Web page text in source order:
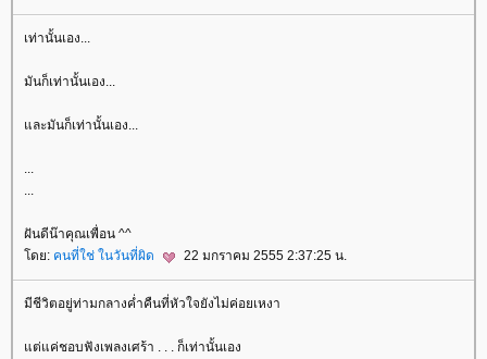
เท่านั้นเอง...
มันก็เท่านั้นเอง...
ละมันก็เท่านั้นเอง...
...
...
ฝันดีน๊าคุณเพื่อน ^^
ดย: คนที่ใช่ ในวันที่ผิด 22 มกราคม 2555 2:37:25 น.
มีชีวิตอยู่ท่ามกลางค่ำคืนที่หัวใจยังไม่ค่อยเหงา
ต่แค่ชอบฟังเพลงเศร้า . . . ก็เท่านั้นเอง